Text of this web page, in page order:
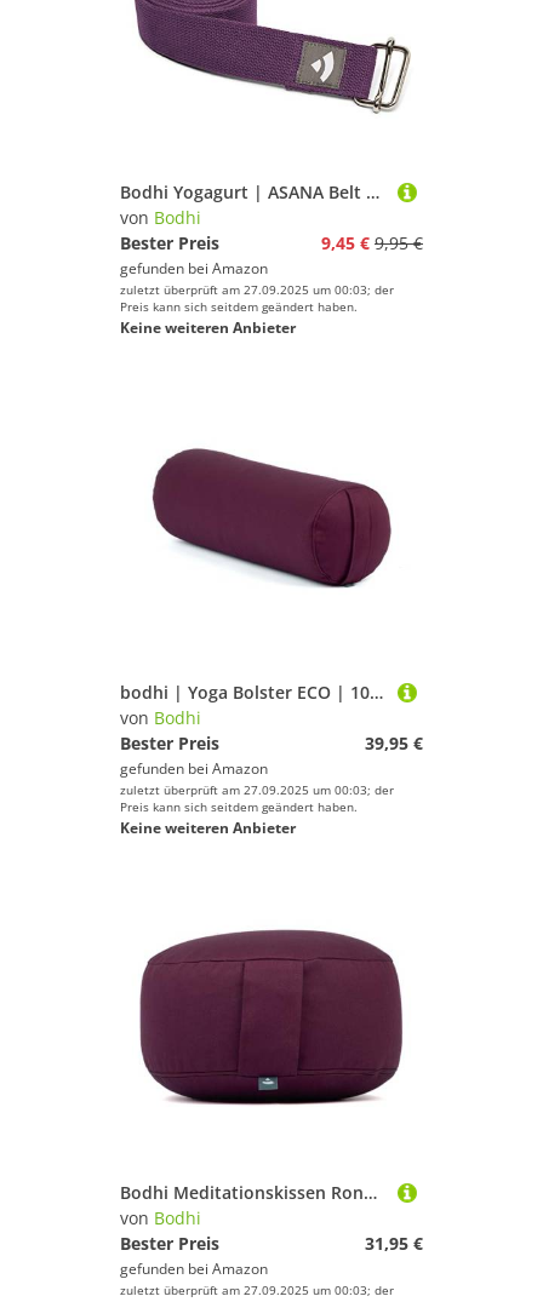
Bodhi Yogagurt | ASANA Belt aus 100% Baumwolle | Praktisches Yoga-Zubehör zur Dehnung | Yoga-Gurt mit Schiebeschnalle aus Metall | Anfänger & Fortgeschrittene | 250 x 3,8 cm (lila)
von Bodhi
Bester Preis
9,45 € 9,95 €
gefunden bei Amazon
zuletzt überprüft am 27.09.2025 um 00:03; der
Preis kann sich seitdem geändert haben.
Keine weiteren Anbieter
bodhi | Yoga Bolster ECO | 100% Bio-Baumwolle | Yogarolle mit Bio Dinkelfüllung | Waschbarer Bezug | Yogakissen rund für Restoratives Yoga Übungen | Groß ca. 65 x 20 cm | lila
von Bodhi
Bester Preis
39,95 €
gefunden bei Amazon
zuletzt überprüft am 27.09.2025 um 00:03; der
Preis kann sich seitdem geändert haben.
Keine weiteren Anbieter
Bodhi Meditationskissen Rondo ECO | Yogakissen mit Bio Dinkelfüllung | Bezug aus 100% Baumwolle | Waschbarer Bezug mit praktischer Trageschlaufe | Höhe 20 cm (aubergine)
von Bodhi
Bester Preis
31,95 €
gefunden bei Amazon
zuletzt überprüft am 27.09.2025 um 00:03; der